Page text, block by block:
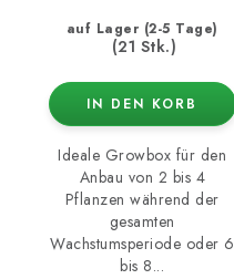
auf Lager (2-5 Tage)
(21 Stk.)
IN DEN KORB
Ideale Growbox für den
Anbau von 2 bis 4
Pflanzen während der
gesamten
Wachstumsperiode oder 6
bis 8...